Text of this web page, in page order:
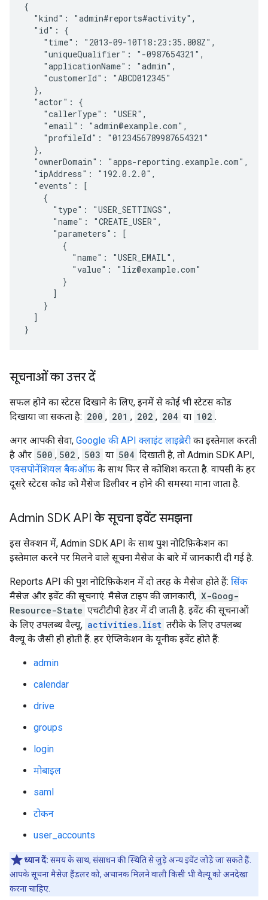
{
  "kind": "admin#reports#activity",
  "id": {
    "time": "2013-09-10T18:23:35.808Z",
    "uniqueQualifier": "-0987654321",
    "applicationName": "admin",
    "customerId": "ABCD012345"
  },
  "actor": {
    "callerType": "USER",
    "email": "admin@example.com",
    "profileId": "0123456789987654321"
  },
  "ownerDomain": "apps-reporting.example.com",
  "ipAddress": "192.0.2.0",
  "events": [
    {
      "type": "USER_SETTINGS",
      "name": "CREATE_USER",
      "parameters": [
        {
          "name": "USER_EMAIL",
          "value": "liz@example.com"
        }
      ]
    }
  ]
}
सूचनाओं का उत्तर दें
सफल होने का स्टेटस दिखाने के लिए, इनमें से कोई भी स्टेटस कोड
दिखाया जा सकता है: 200 , 201 , 202 , 204 या 102 .
अगर आपकी सेवा, Google की API क्लाइंट लाइब्रेरी का इस्तेमाल करती
है और 500 , 502 , 503 या 504 दिखाती है, तो Admin SDK API,
एक्सपोनेंशियल बैकऑफ़ के साथ फिर से कोशिश करता है. वापसी के हर
दूसरे स्टेटस कोड को मैसेज डिलीवर न होने की समस्या माना जाता है.
Admin SDK API के सूचना इवेंट समझना
इस सेक्शन में, Admin SDK API के साथ पुश नोटिफ़िकेशन का
इस्तेमाल करने पर मिलने वाले सूचना मैसेज के बारे में जानकारी दी गई है.
Reports API की पुश नोटिफ़िकेशन में दो तरह के मैसेज होते हैं: सिंक
मैसेज और इवेंट की सूचनाएं. मैसेज टाइप की जानकारी, X-Goog-
Resource-State एचटीटीपी हेडर में दी जाती है. इवेंट की सूचनाओं
के लिए उपलब्ध वैल्यू, activities.list तरीके के लिए उपलब्ध
वैल्यू के जैसी ही होती हैं. हर ऐप्लिकेशन के यूनीक इवेंट होते हैं:
admin
calendar
drive
groups
login
मोबाइल
saml
टोकन
user_accounts
ध्यान दें: समय के साथ, संसाधन की स्थिति से जुड़े अन्य इवेंट जोड़े जा सकते हैं.
आपके सूचना मैसेज हैंडलर को, अचानक मिलने वाली किसी भी वैल्यू को अनदेखा
करना चाहिए.